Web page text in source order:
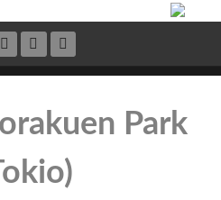
Park